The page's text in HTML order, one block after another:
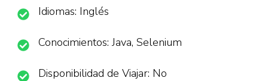
Idiomas: Inglés
Conocimientos: Java, Selenium
Disponibilidad de Viajar: No